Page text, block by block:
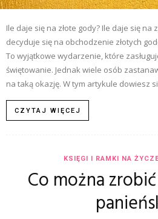
Ile daje się na złote gody? Ile daje się na
decyduje się na obchodzenie złotych
To wyjątkowe wydarzenie, które
świętowanie. Jednak wiele osób
na taką okazję. W tym artykule dowiesz
CZYTAJ WIĘCEJ
KSIĘGI I RAMKI NA
Co można